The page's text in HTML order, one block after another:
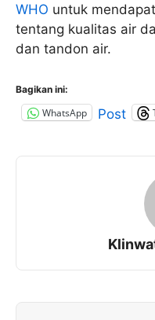
WHO untuk
tentang kualitas air
dan tandon air.
Bagikan ini:
WhatsApp Post